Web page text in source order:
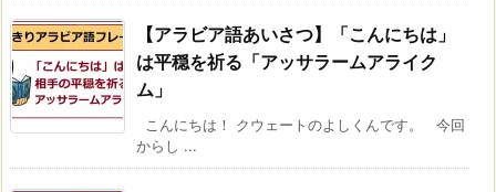
【アラビア語あいさつ】「こんにちは」
は平穏を祈る「アッサラームアライク
ム」
こんにちは！ クウェートのよしくんです。 今回
からし ...